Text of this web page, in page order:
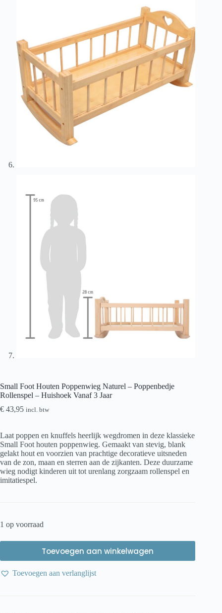
Small Foot Houten Poppenwieg Naturel – Poppenbedje
Rollenspel – Huishoek Vanaf 3 Jaar
€ 43,95 incl. btw
Laat poppen en knuffels heerlijk wegdromen in deze klassieke
Small Foot houten poppenwieg. Gemaakt van stevig, blank
gelakt hout en voorzien van prachtige decoratieve uitsneden
van de zon, maan en sterren aan de zijkanten. Deze duurzame
wieg nodigt kinderen uit tot urenlang zorgzaam rollenspel en
imitatiespel.
1 op voorraad
Toevoegen aan winkelwagen
Toevoegen aan verlanglijst